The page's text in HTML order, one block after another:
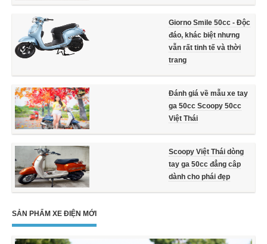
Giorno Smile 50cc - Độc
đáo, khác biệt nhưng
vẫn rất tinh tế và thời
trang
Đánh giá về mẫu xe tay
ga 50cc Scoopy 50cc
Việt Thái
Scoopy Việt Thái dòng
tay ga 50cc đẳng câp
dành cho phái đẹp
SẢN PHẨM XE ĐIỆN MỚI